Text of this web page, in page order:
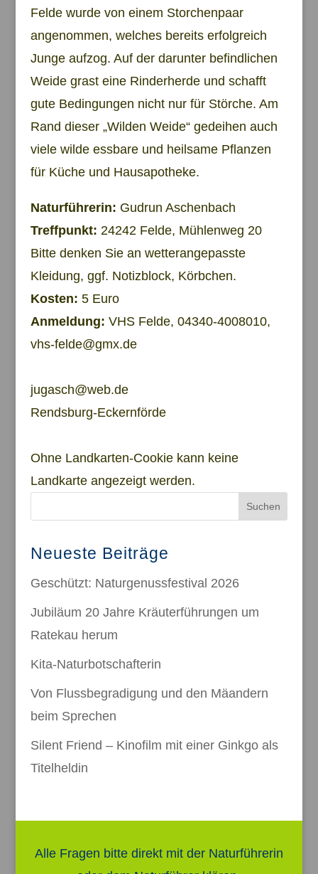
Felde wurde von einem Storchenpaar
angenommen, welches bereits erfolgreich
Junge aufzog. Auf der darunter befindlichen
Weide grast eine Rinderherde und schafft
gute Bedingungen nicht nur für Störche. Am
Rand dieser „Wilden Weide“ gedeihen auch
viele wilde essbare und heilsame Pflanzen
für Küche und Hausapotheke.
Naturführerin: Gudrun Aschenbach
Treffpunkt: 24242 Felde, Mühlenweg 20
Bitte denken Sie an wetterangepasste
Kleidung, ggf. Notizblock, Körbchen.
Kosten: 5 Euro
Anmeldung: VHS Felde, 04340-4008010,
vhs-felde@gmx.de
jugasch@web.de
Rendsburg-Eckernförde
Ohne Landkarten-Cookie kann keine
Landkarte angezeigt werden.
Suchen
Neueste Beiträge
Geschützt: Naturgenussfestival 2026
Jubiläum 20 Jahre Kräuterführungen um
Ratekau herum
Kita-Naturbotschafterin
Von Flussbegradigung und den Mäandern
beim Sprechen
Silent Friend – Kinofilm mit einer Ginkgo als
Titelheldin
Alle Fragen bitte direkt mit der Naturführerin